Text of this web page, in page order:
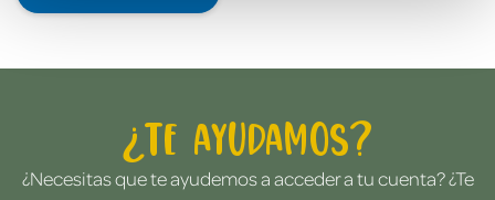
¿Te ayudamos?
¿Necesitas que te ayudemos a acceder a tu cuenta? ¿Te